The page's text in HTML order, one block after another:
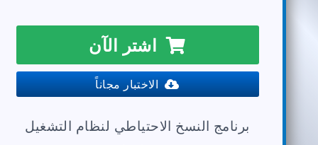
اشتر الآن
الاختبار مجاناً
برنامج النسخ الاحتياطي لنظام التشغيل